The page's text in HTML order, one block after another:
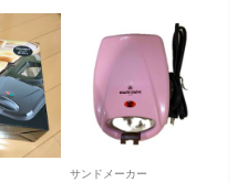
サンドメーカー